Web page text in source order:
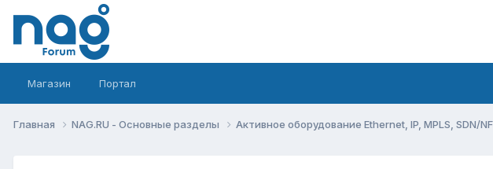
Магазин Портал
Главная NAG.RU - Основные разделы Активное оборудование Ethernet, IP, MPLS, SDN/